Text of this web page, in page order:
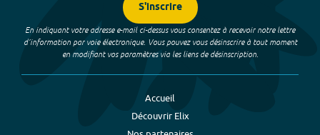
S'inscrire
En indiquant votre adresse e-mail ci-dessus vous consentez à recevoir notre lettre
d’information par voie électronique. Vous pouvez vous désinscrire à tout moment
en modifiant vos paramètres via les liens de désinscription.
Accueil
Découvrir Elix